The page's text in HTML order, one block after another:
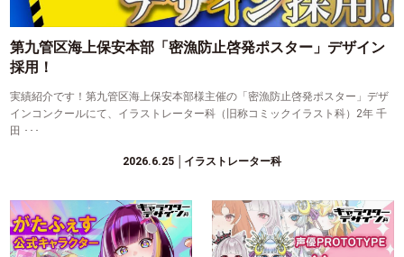
第九管区海上保安本部「密漁防止啓発ポスター」デザイン
採用！
実績紹介です！第九管区海上保安本部様主催の「密漁防止啓発ポスター」デザ
インコンクールにて、イラストレーター科（旧称コミックイラスト科）2年 千
田 ･･･
2026.6.25 │イラストレーター科